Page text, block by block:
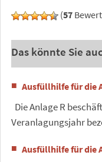
(57
Das könnte Sie
Ausfüllhilfe für die
Die Anlage R
Veranlagungsjahr
Ausfüllhilfe für die